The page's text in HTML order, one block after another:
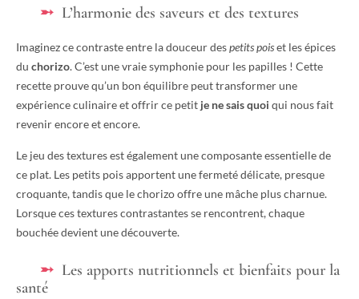
L’harmonie des saveurs et des textures
Imaginez ce contraste entre la douceur despetits poiset les épices
du chorizo. C’est une vraie symphonie pour les papilles ! Cette
recette prouve qu’un bon équilibre peut transformer une
expérience culinaire et offrir ce petit je ne sais quoi qui nous fait
revenir encore et encore.
Le jeu des textures est également une composante essentielle de
ce plat. Les petits pois apportent une fermeté délicate, presque
croquante, tandis que le chorizo offre une mâche plus charnue.
Lorsque ces textures contrastantes se rencontrent, chaque
bouchée devient une découverte.
Les apports nutritionnels et bienfaits pour la
santé